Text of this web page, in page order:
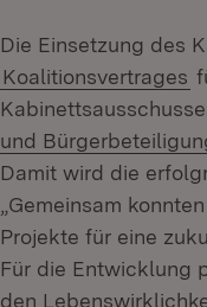
Die Einsetzung des
Koalitionsvertrages
und
Damit wird die
„Gemeinsam
Projekte für eine
Für die Entwicklung
den